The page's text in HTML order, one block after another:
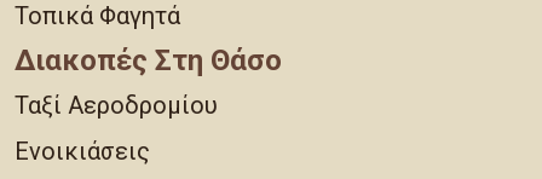
Τοπικά Φαγητά
Διακοπές Στη Θάσο
Ταξί Αεροδρομίου
Ενοικιάσεις